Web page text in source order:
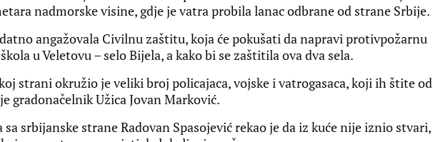
nadmorske visine, gdje je vatra probila lanac odbrane od strane Srbije.
angažovala Civilnu zaštitu, koja će pokušati da napravi protivpožarnu
u Veletovu – selo Bijela, a kako bi se zaštitila ova dva sela.
strani okružio je veliki broj policajaca, vojske i vatrogasaca, koji ih štite od
gradonačelnik Užica Jovan Marković.
srbijanske strane Radovan Spasojević rekao je da iz kuće nije iznio stvari,